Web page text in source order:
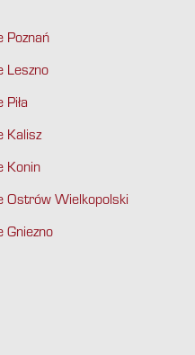
Poznań
Leszno
Kalisz
Konin
Ostrów Wielkopolski
Gniezno